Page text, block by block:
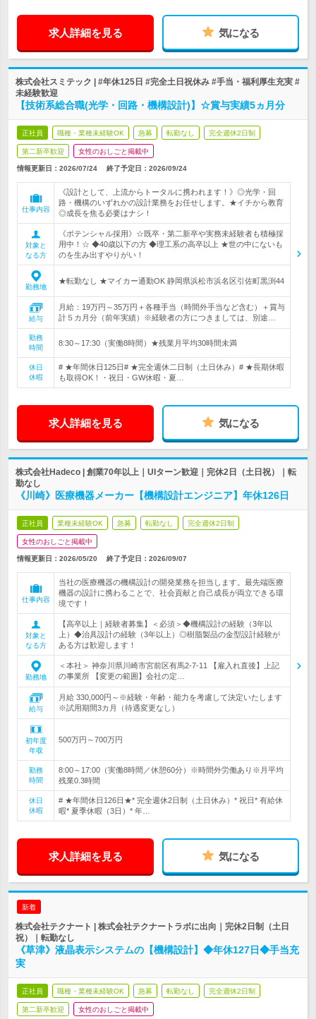
求人詳細を見る 気になる
株式会社スミテック | #年休125日 #完全土日祝休み #手当・福利厚生充実 #
未経験歓迎
【技術系総合職(光学・回路・機構設計)】☆賞与実績5ヵ月分
正社員 職種・業種未経験OK 急募 転勤なし 完全週休2日制
第二新卒歓迎 女性のおしごと掲載中
情報更新日：2026/07/24 終了予定日： 2026/09/24
仕事内容
《設計として、上流からトータルに携われます！》◎光学・回
路・機構のいずれかの設計業務をお任せします。★イチから教育
◎成長を焦る必要はナシ！
対象と
なる方
《ポテンシャル採用》☆既卒・第二新卒や実務未経験者も積極採
用中！☆ ◆40歳以下の方 ◆理工系の高卒以上 ★世の中にないも
のを生み出すやりがい！
勤務地
★転勤なし ★マイカー通勤OK 静岡県浜松市浜名区引佐町黒渕44
給与
月給：19万円～35万円＋各種手当（時間外手当など含む）＋賞与
計５カ月分（前年実績）※経験者の方につきましては、別途…
勤務
時間
8:30～17:30（実働8時間）★残業月平均30時間未満
休日
休暇
# ★年間休日125日# ★完全週休二日制（土日休み）# ★長期休暇
も取得OK！・祝日・GW休暇・夏…
求人詳細を見る 気になる
株式会社Hadeco | 創業70年以上｜UIターン歓迎｜完休2日（土日祝）｜転
勤なし
《川崎》医療機器メーカー【機構設計エンジニア】年休126日
正社員 業種未経験OK 急募 転勤なし 完全週休2日制
女性のおしごと掲載中
情報更新日：2026/05/20 終了予定日： 2026/09/07
仕事内容
当社の医療機器の機構設計の開発業務を担当します。最先端医療
機器の設計に携わることで、社会貢献と自己成長が両立できる環
境です！
対象と
なる方
【高卒以上｜経験者募集】＜必須＞◆機構設計の経験（3年以
上）◆治具設計の経験（3年以上）◎樹脂製品の金型設計経験が
ある方は歓迎します！
勤務地
＜本社＞ 神奈川県川崎市宮前区有馬2-7-11 【雇入れ直後】上記
の事業所 【変更の範囲】会社の定…
給与
月給 330,000円～※経験・年齢・能力を考慮して決定いたします
※試用期間3カ月（待遇変更なし）
初年度
年収
500万円～700万円
勤務
時間
8:00～17:00（実働8時間／休憩60分）※時間外労働あり※月平均
残業0.3時間
休日
休暇
# ★年間休日126日★* 完全週休2日制（土日休み）* 祝日* 有給休
暇* 夏季休暇（3日）* 年…
求人詳細を見る 気になる
新着
株式会社テクナート | 株式会社テクナートラボに出向｜完休2日制（土日
祝）｜転勤なし
《草津》液晶表示システムの【機構設計】◆年休127日◆手当充
実
正社員 職種・業種未経験OK 急募 転勤なし 完全週休2日制
第二新卒歓迎 女性のおしごと掲載中